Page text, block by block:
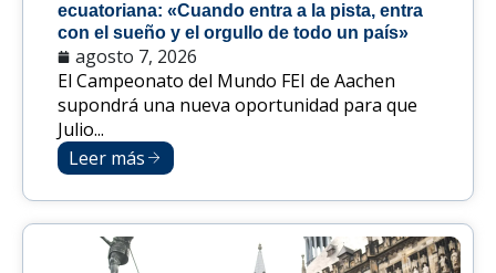
ecuatoriana: «Cuando entra a la pista, entra
con el sueño y el orgullo de todo un país»
agosto 7, 2026
El Campeonato del Mundo FEI de Aachen
supondrá una nueva oportunidad para que
Julio...
Leer más